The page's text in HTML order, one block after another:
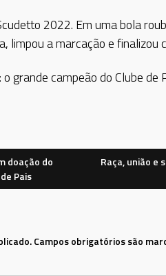
2022. Em uma bola
limpou a marcação e finalizou
grande campeão do Clube de
doação do
Pais
Raça, união e
Campos obrigatórios são